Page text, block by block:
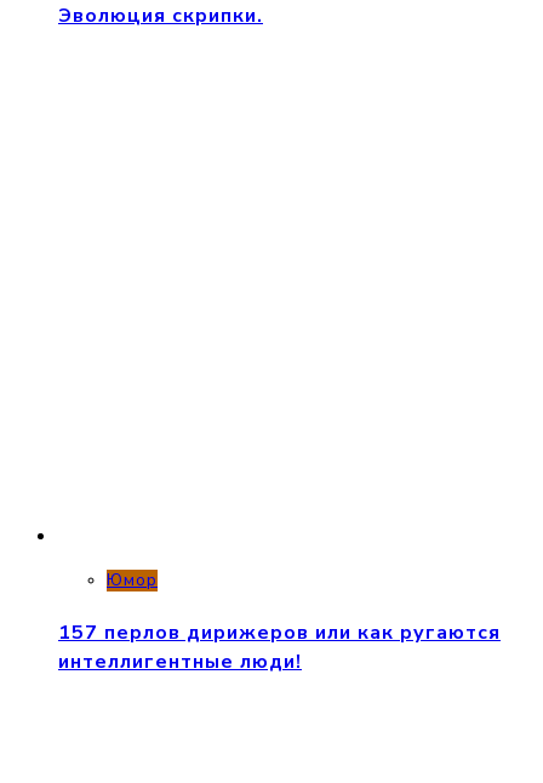
Эволюция скрипки.
Юмор
157 перлов дирижеров или как ругаются
интеллигентные люди!